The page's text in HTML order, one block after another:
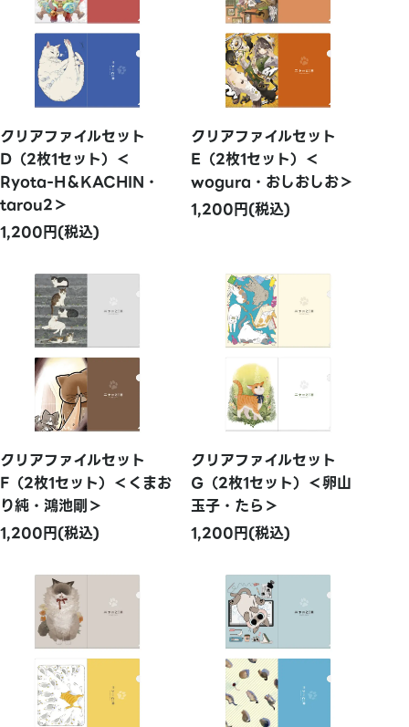
クリアファイルセット
D（2枚1セット）＜
Ryota-H＆KACHIN・
tarou2＞
1,200円(税込)
クリアファイルセット
E（2枚1セット）＜
wogura・おしおしお＞
1,200円(税込)
クリアファイルセット
F（2枚1セット）＜くまお
り純・鴻池剛＞
1,200円(税込)
クリアファイルセット
G（2枚1セット）＜卵山
玉子・たら＞
1,200円(税込)